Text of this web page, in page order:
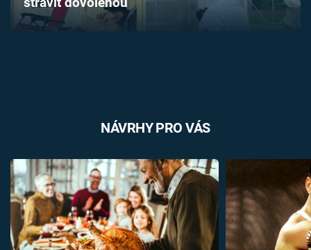
Přihlášení
NÁVRHY PRO VÁS